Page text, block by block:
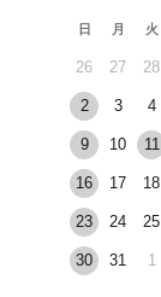
日 月 火
26 27 28
2 3 4
9 10 11
16 17 18
23 24 25
30 31 1